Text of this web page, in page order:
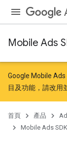
Mobile Ads
Google Mobile
目及功能，請改用
首頁 產品
Mobile Ads